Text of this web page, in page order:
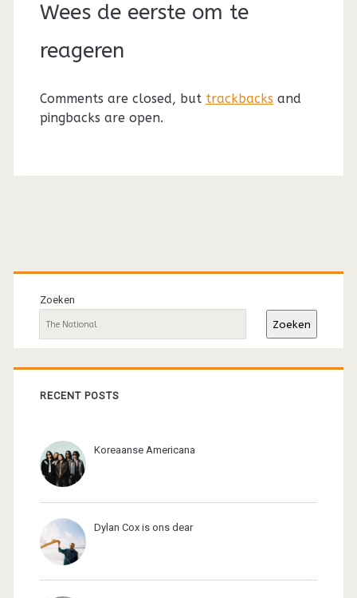
Wees de eerste om te
reageren
Comments are closed, but trackbacks and
pingbacks are open.
Primaire
sidebar
Zoeken
Zoeken
RECENT POSTS
Koreaanse Americana
Dylan Cox is ons dear